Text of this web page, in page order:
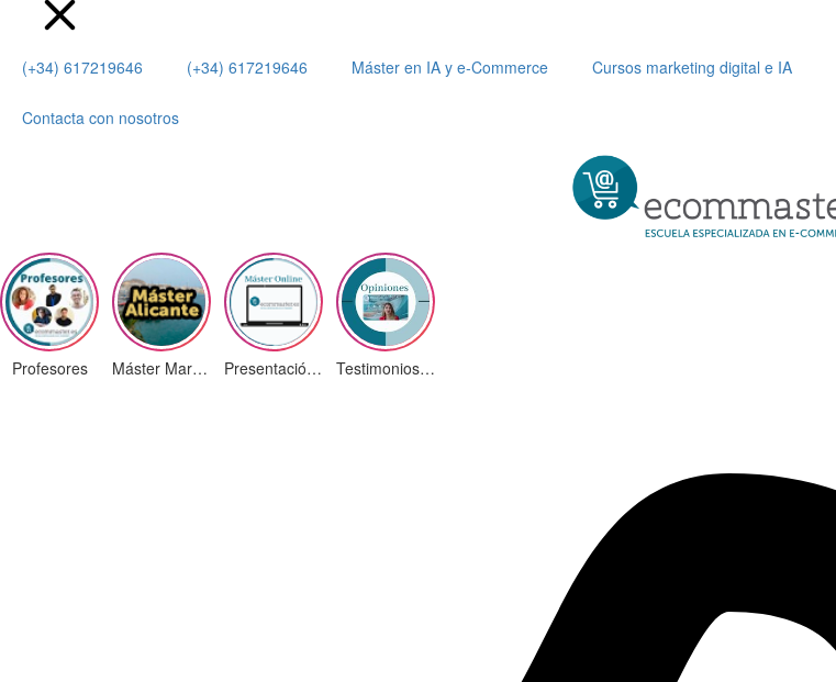
(+34) 617219646 (+34) 617219646 Máster en IA y e-Commerce Cursos marketing digital e IA
Contacta con nosotros
Profesores Máster Marketing Digital en Alicante Presentación ¡Nuevas Ediciones! Testimonios Alumnos